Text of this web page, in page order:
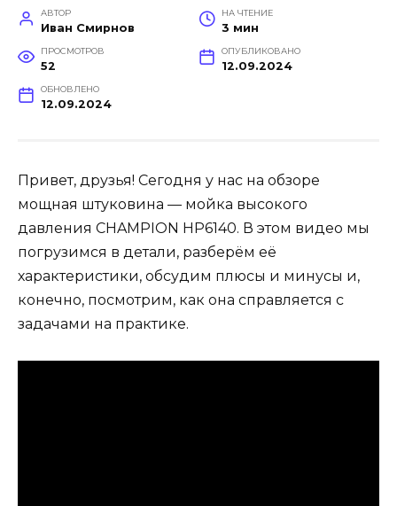
АВТОР
Иван Смирнов
НА ЧТЕНИЕ
3 мин
ПРОСМОТРОВ
52
ОПУБЛИКОВАНО
12.09.2024
ОБНОВЛЕНО
12.09.2024
Привет, друзья! Сегодня у нас на обзоре
мощная штуковина — мойка высокого
давления CHAMPION HP6140. В этом видео мы
погрузимся в детали, разберём её
характеристики, обсудим плюсы и минусы и,
конечно, посмотрим, как она справляется с
задачами на практике.